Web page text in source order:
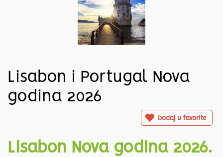
Lisabon i Portugal Nova
godina 2026
Dodaj u favorite
Lisabon Nova godina 2026.